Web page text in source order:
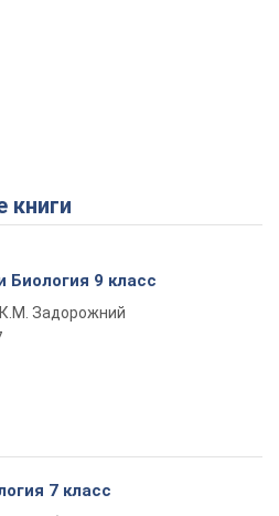
книги
Биология 9 класс
К.М. Задорожний
7 класс